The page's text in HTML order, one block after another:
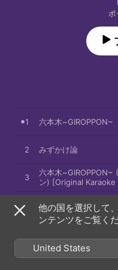
ポ
1 六本木~GIROPPON~
2 みずかけ論
3
六本木~GIROPPON~
ン) [Original
4
[Original Karaoke
2008年6月18日
4曲、15分
他の国を選択して
ンテンツをご覧く
United States